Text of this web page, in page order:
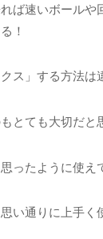
ば速いボールや
！
ス」する方法は
とても大切だと
ったように使え
い通りに上手く